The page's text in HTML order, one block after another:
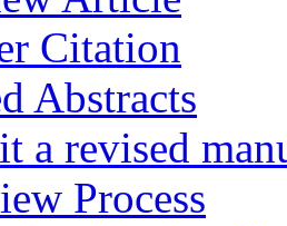
Citation
Abstracts
a revised
Process